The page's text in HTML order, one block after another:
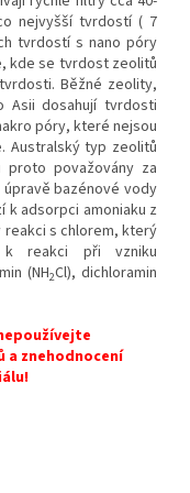
nejvyšší tvrdostí ( 7
tvrdostí s nano póry
kde se tvrdost zeolitů
Běžné zeolity,
Asii dosahují tvrdosti
póry, které nejsou
Australský typ zeolitů
považovány za
bazénové vody
k adsorpci amoniaku z
s chlorem, který
reakci při vzniku
(NH2Cl), dichloramin
a znehodnocení